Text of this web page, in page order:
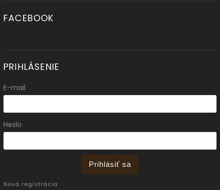
FACEBOOK
PRIHLÁSENIE
E-mail
Heslo
Prihlásiť sa
Nová registrácia